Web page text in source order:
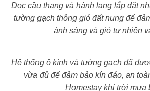
Dọc cầu thang và hành lang lắp đặt
tường gạch thông gió đất nung để
ánh sáng và gió tự nhiên
Hệ thống ô kính và tường gạch đã
vừa đủ để đảm bảo kín đáo, an
Homestay khi trời mưa